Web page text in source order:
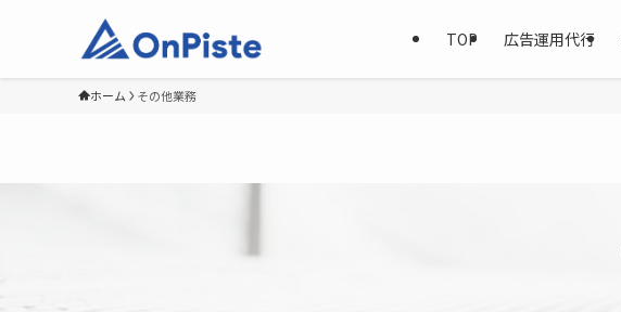
TOP 広告運用代行
ホーム その他業務